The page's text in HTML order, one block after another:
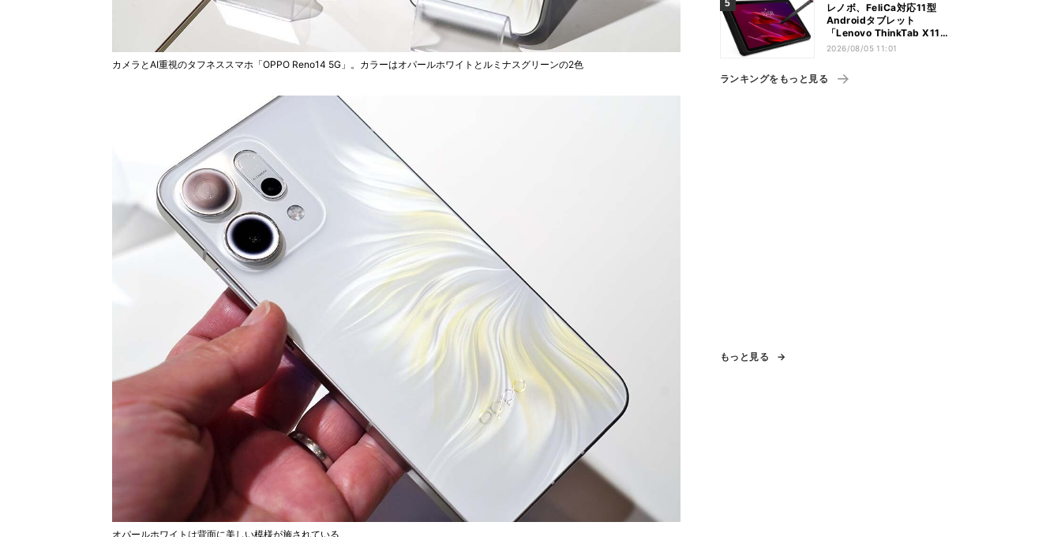
カメラとAI重視のタフネススマホ「OPPO Reno14 5G」。カラーはオパールホワイトとルミナスグリーンの2色
オパールホワイトは背面に美しい模様が施されている
レノボ、FeliCa対応11型
Androidタブレット
「Lenovo ThinkTab X11
Gen 1」
2026/08/05 11:01
ランキングをもっと見る
もっと見る